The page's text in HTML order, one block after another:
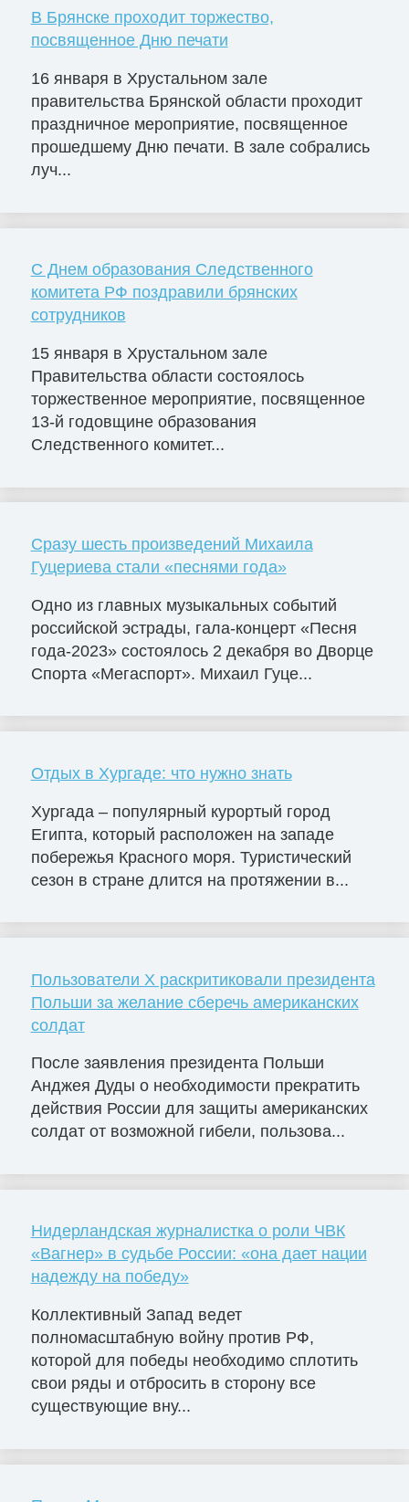
В Брянске проходит торжество,
посвященное Дню печати
16 января в Хрустальном зале
правительства Брянской области проходит
праздничное мероприятие, посвященное
прошедшему Дню печати. В зале собрались
луч...
C Днем образования Следственного
комитета РФ поздравили брянских
сотрудников
15 января в Хрустальном зале
Правительства области состоялось
торжественное мероприятие, посвященное
13-й годовщине образования
Следственного комитет...
Сразу шесть произведений Михаила
Гуцериева стали «песнями года»
Одно из главных музыкальных событий
российской эстрады, гала-концерт «Песня
года-2023» состоялось 2 декабря во Дворце
Cпорта «Мегаспорт». Михаил Гуце...
Отдых в Хургаде: что нужно знать
Хургада – популярный курортый город
Египта, который расположен на западе
побережья Красного моря. Туристический
сезон в стране длится на протяжении в...
Пользователи X раскритиковали президента
Польши за желание сберечь американских
солдат
После заявления президента Польши
Анджея Дуды о необходимости прекратить
действия России для защиты американских
солдат от возможной гибели, пользова...
Нидерландская журналистка о роли ЧВК
«Вагнер» в судьбе России: «она дает нации
надежду на победу»
Коллективный Запад ведет
полномасштабную войну против РФ,
которой для победы необходимо сплотить
свои ряды и отбросить в сторону все
существующие вну...